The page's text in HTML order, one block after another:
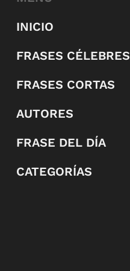
INICIO
FRASES CÉLEBRES
FRASES CORTAS
AUTORES
FRASE DEL DÍA
CATEGORÍAS